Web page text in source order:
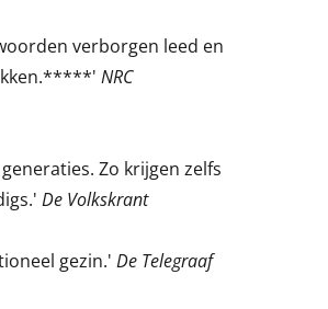
verborgen leed en
NRC
Zo krijgen zelfs
De Volkskrant
gezin.' De Telegraaf